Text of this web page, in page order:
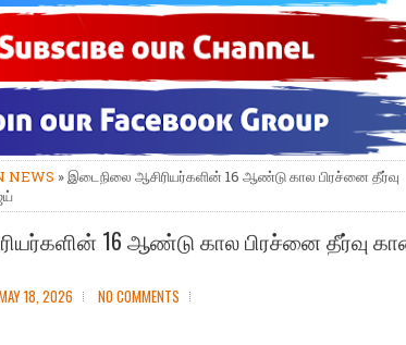
NEWS » இடைநிலை ஆசிரியர்களின் 16 ஆண்டு கால பிரச்னை தீர்வு
16 ஆண்டு கால பிரச்னை தீர்வு
18, 2026 NO COMMENTS